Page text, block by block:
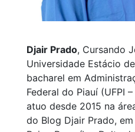
Djair Prado, Cursando
Universidade Estácio
bacharel em
Federal do Piauí (UFPI
atuo desde 2015 na
do Blog Djair Prado,